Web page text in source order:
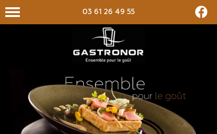
03 61 26 49 55